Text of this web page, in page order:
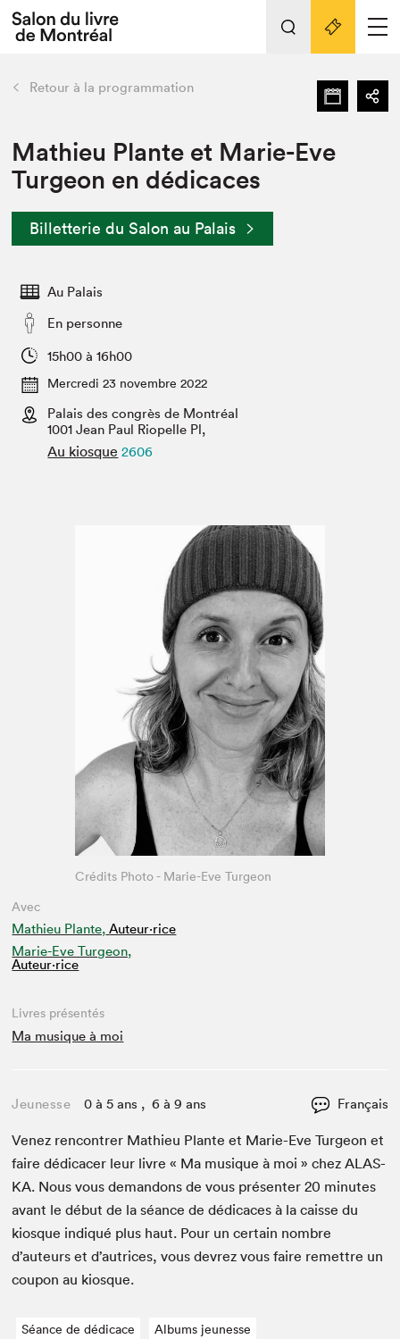
Espace exposant⋅e⋅s
Espace enseignant·e·s
Espace médias
L'événement
Préparer sa visite au Salon
Actualités
retour Nos activités
Préparer sa visite
Salon au Palais
Salon dans la ville et en ligne
Projets partenaires
Liens pratiques
Retour à la programmation
Mathieu Plante et Marie-Eve
Turgeon en dédicaces
Billetterie du Salon au Palais
Au Palais
En personne
15h00 à 16h00
Mercredi 23 novembre 2022
Palais des congrès de Montréal
1001 Jean Paul Riopelle Pl,
Au kiosque 2606
Avec
Mathieu Plante, Auteur·rice
Marie-Eve Turgeon,
Auteur·rice
Crédits Photo - Marie-Eve Turgeon
Livres présentés
Ma musique à moi
Jeunesse 0 à 5 ans , 6 à 9 ans Français
Venez ren­con­tr­er Math­ieu Plante et Marie-Eve Tur­geon et
faire dédi­cac­er leur livre « Ma musique à moi » chezALAS­
KA. Nous vous deman­dons de vous présen­ter20 min­utes
avant le début de la séance de dédi­caces à la caisse du
kiosque indiqué plus haut. Pour un cer­tain nom­bre
d’auteurs et d’autrices, vous devrez vous faire remet­tre un
coupon au kiosque.
Séance de dédicace Albums jeunesse